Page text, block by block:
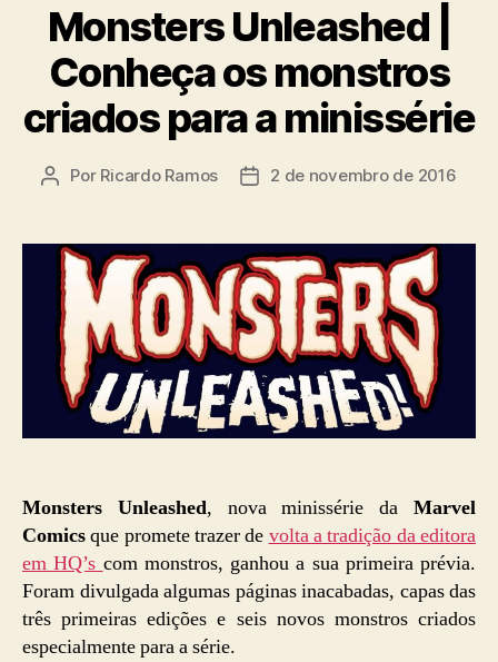
Monsters Unleashed |
Conheça os monstros
criados para a minissérie
Autor
Por Ricardo Ramos
Data2 de novembro de 2016
Monsters Unleashed, nova minissérie daMarvel
Comicsque promete trazer de volta a tradição da editora
em HQ’s com monstros, ganhou a sua primeira prévia.
Foram divulgada algumas páginas inacabadas, capas das
três primeiras edições e seis novos monstros criados
especialmente para a série.